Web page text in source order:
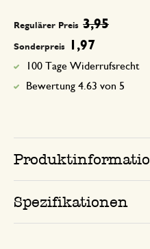
Sonderpreis 1,97
Regulärer Preis 3,95
100 Tage Widerrufsrecht
Bewertung 4.63 von 5
Spezifikationen